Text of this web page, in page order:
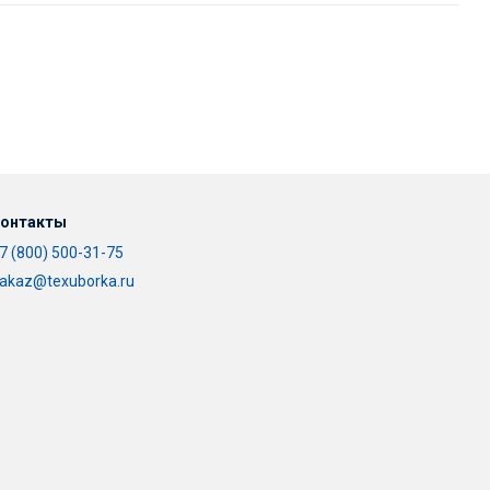
(800) 500-31-75